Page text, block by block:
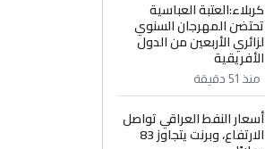
كربلاء:العتبة العباسية
تحتضن المهرجان السنوي
لزائري الأربعين من الدول
الأفريقية
منذ 51 دقيقة
أسعار النفط العراقي تواصل
الارتفاع، وبرنت يتجاوز 83